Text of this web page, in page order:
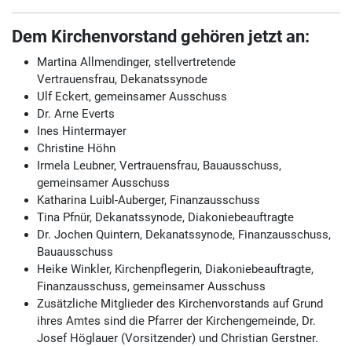
Dem Kirchenvorstand gehören jetzt an:
Martina Allmendinger, stellvertretende
Vertrauensfrau, Dekanatssynode
Ulf Eckert, gemeinsamer Ausschuss
Dr. Arne Everts
Ines Hintermayer
Christine Höhn
Irmela Leubner, Vertrauensfrau, Bauausschuss,
gemeinsamer Ausschuss
Katharina Luibl-Auberger, Finanzausschuss
Tina Pfnür, Dekanatssynode, Diakoniebeauftragte
Dr. Jochen Quintern, Dekanatssynode, Finanzausschuss,
Bauausschuss
Heike Winkler, Kirchenpflegerin, Diakoniebeauftragte,
Finanzausschuss, gemeinsamer Ausschuss
Zusätzliche Mitglieder des Kirchenvorstands auf Grund
ihres Amtes sind die Pfarrer der Kirchengemeinde, Dr.
Josef Höglauer (Vorsitzender) und Christian Gerstner.